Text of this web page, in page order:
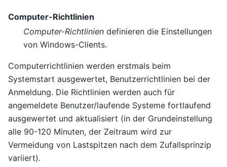
Computer-Richtlinien
Computer-Richtlinien definieren die Einstellungen
von Windows-Clients.
Computerrichtlinien werden erstmals beim
Systemstart ausgewertet, Benutzerrichtlinien bei der
Anmeldung. Die Richtlinien werden auch für
angemeldete Benutzer/laufende Systeme fortlaufend
ausgewertet und aktualisiert (in der Grundeinstellung
alle 90-120 Minuten, der Zeitraum wird zur
Vermeidung von Lastspitzen nach dem Zufallsprinzip
variiert).